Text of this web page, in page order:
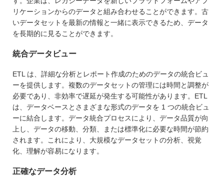
リケーションからのデータと組み合わせることができます。古
いデータセットを最新の情報と一緒に表示できるため、データ
を長期的に見ることができます。
統合データビュー
ETL は、詳細な分析とレポート作成のためのデータの統合ビュ
ーを提供します。複数のデータセットの管理には時間と調整が
必要であり、非効率で遅延が発生する可能性があります。ETL
は、データベースとさまざまな形式のデータを 1 つの統合ビュ
ーに結合します。データ統合プロセスにより、データ品質が向
上し、データの移動、分類、または標準化に必要な時間が節約
されます。これにより、大規模なデータセットの分析、視覚
化、理解が容易になります。
正確なデータ分析